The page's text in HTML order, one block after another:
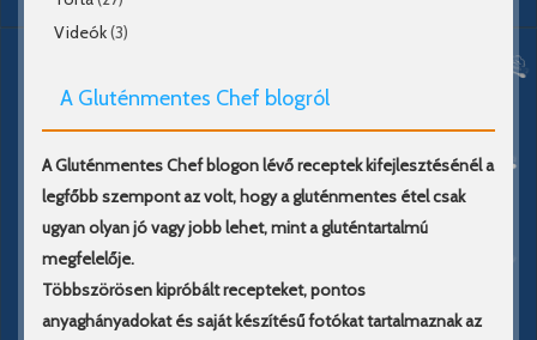
Videók(3)
A Gluténmentes Chef blogról
A Gluténmentes Chef blogon lévő receptek kifejlesztésénél a
legfőbb szempont az volt, hogy a gluténmentes étel csak
ugyan olyan jó vagy jobb lehet, mint a gluténtartalmú
megfelelője.
Többszörösen kipróbált recepteket, pontos
anyaghányadokat és saját készítésű fotókat tartalmaznak az